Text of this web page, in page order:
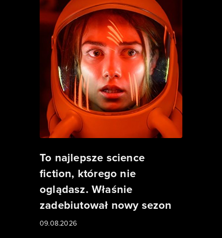
To najlepsze science
fiction, którego nie
oglądasz. Właśnie
zadebiutował nowy sezon
09.08.2026